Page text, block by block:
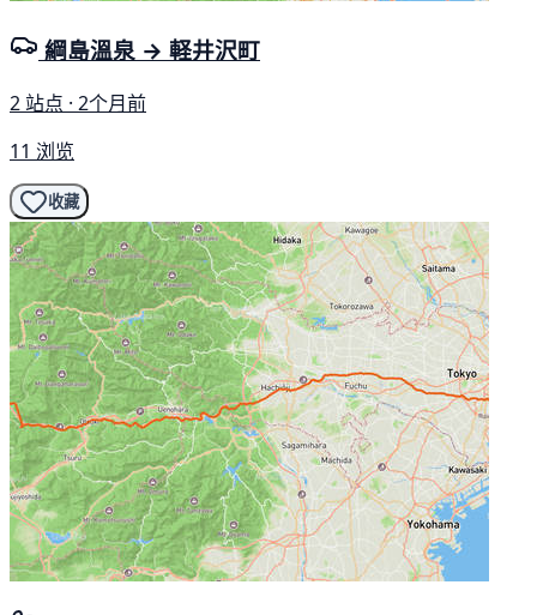
綱島溫泉 → 軽井沢町
2 站点 · 2个月前
11 浏览
收藏